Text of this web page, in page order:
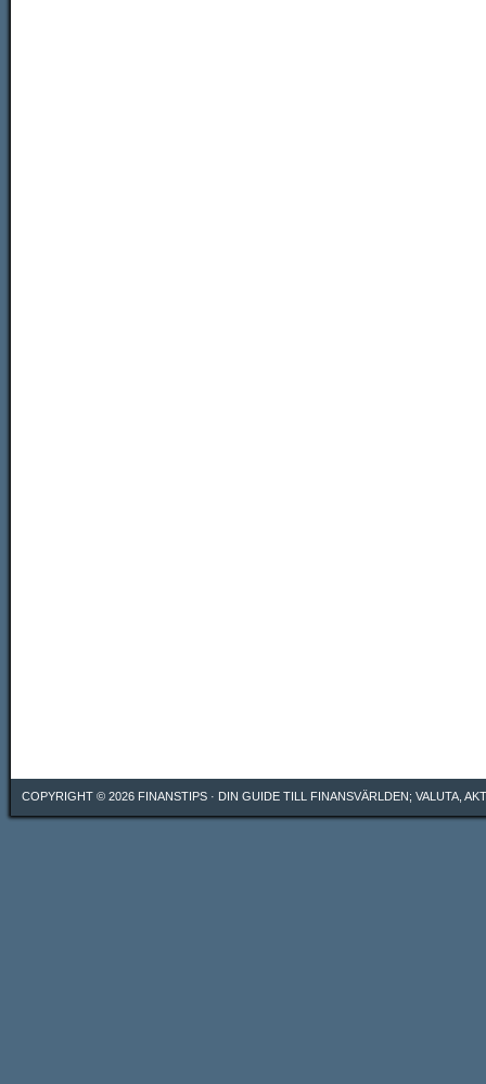
COPYRIGHT © 2026 FINANSTIPS · DIN GUIDE TILL FINANSVÄRLDEN; VALUTA,